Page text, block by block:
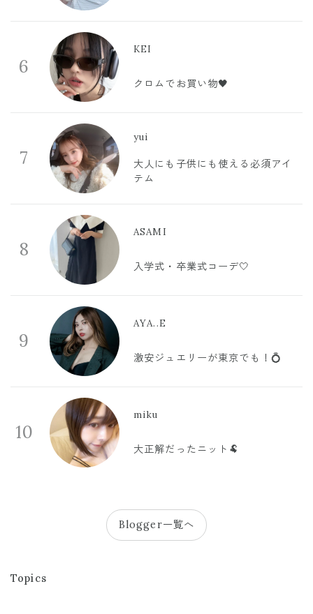
6
KEI
クロムでお買い物🖤
7
yui
大人にも子供にも使える必須アイ
テム
8
ASAMI
入学式・卒業式コーデ🤍
9
AYA..E
激安ジュエリーが東京でも！💍
10
miku
大正解だったニット🐏
Blogger一覧へ
Topics